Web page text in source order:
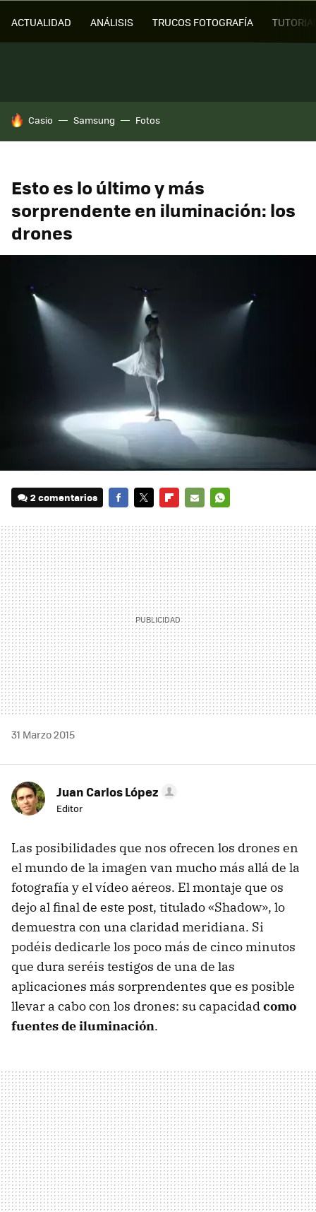
ACTUALIDAD ANÁLISIS TRUCOS FOTOGRAFÍA
HOY SE HABLA DE
Casio Samsung Fotos
Esto es lo último y más
sorprendente en iluminación: los
drones
2 comentarios
MAIL
31 Marzo 2015
Juan Carlos López
Editor
Las posibilidades que nos ofrecen los drones en
el mundo de la imagen van mucho más allá de la
fotografía y el vídeo aéreos. El montaje que os
dejo al final de este post, titulado «Shadow», lo
demuestra con una claridad meridiana. Si
podéis dedicarle los poco más de cinco minutos
que dura seréis testigos de una de las
aplicaciones más sorprendentes que es posible
llevar a cabo con los drones: su capacidadcomo
fuentes de iluminación.